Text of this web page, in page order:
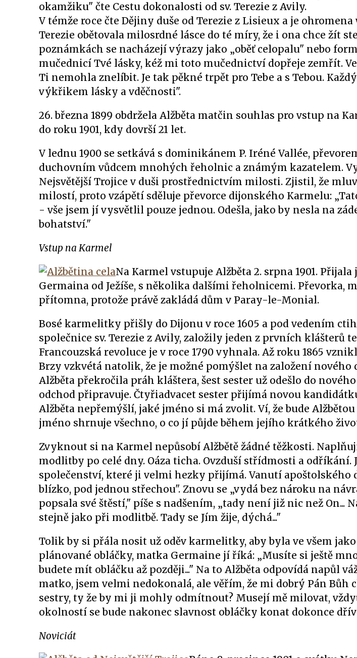
okamžiku" čte Cestu dokonalosti od sv. Terezie z Avily.
V témže roce čte Dějiny duše od Terezie z Lisieux a je
Terezie obětovala milosrdné lásce do té míry, že i ona chce žít
poznámkách se nacházejí výrazy jako „oběť celopalu" nebo
mučednicí Tvé lásky, kéž mi toto mučednictví dopřeje zemřít.
Ti nemohla znelíbit. Je tak pěkné trpět pro Tebe a s Tebou.
výkřikem lásky a vděčnosti".
26. března 1899 obdržela Alžběta matčin souhlas pro vstup na
do roku 1901, kdy dovrší 21 let.
V lednu 1900 se setkává s dominikánem P. Iréné Vallée,
duchovním vůdcem mnohých řeholnic a známým kazatelem.
Nejsvětější Trojice v duši prostřednictvím milosti. Zjistil, že
milostí, proto vzápětí sděluje převorce dijonského Karmelu:
- vše jsem jí vysvětlil pouze jednou. Odešla, jako by nesla na
bohatství."
Vstup na Karmel
Na Karmel vstupuje Alžběta 2. srpna 1901.
Germaina od Ježíše, s několika dalšími řeholnicemi. Převorka,
přítomna, protože právě zakládá dům v Paray-le-Monial.
Bosé karmelitky přišly do Dijonu v roce 1605 a pod vedením
společnice sv. Terezie z Avily, založily jeden z prvních klášterů
Francouzská revoluce je v roce 1790 vyhnala. Až roku 1865
Brzy vzkvétá natolik, že je možné pomýšlet na založení
Alžběta překročila práh kláštera, šest sester už odešlo do
odchod připravuje. Čtyřiadvacet sester přijímá novou
Alžběta nepřemýšlí, jaké jméno si má zvolit. Ví, že bude
jméno shrnuje všechno, o co jí půjde během jejího krátkého
Zvyknout si na Karmel nepůsobí Alžbětě žádné těžkosti.
modlitby po celé dny. Oáza ticha. Ovzduší střídmosti a odříkání.
společenství, které ji velmi hezky přijímá. Vanutí apoštolského
blízko, pod jednou střechou". Znovu se „vydá bez nároku na
popsala své štěstí," píše s nadšením, „tady není již nic než On...
stejně jako při modlitbě. Tady se Jím žije, dýchá..."
Tolik by si přála nosit už oděv karmelitky, aby byla ve všem
plánované obláčky, matka Germaine jí říká: „Musíte si ještě
budete mít obláčku až později..." Na to Alžběta odpovídá napůl
matko, jsem velmi nedokonalá, ale věřím, že mi dobrý Pán Bůh
sestry, ty že by mi ji mohly odmítnout? Musejí mě milovat,
okolností se bude nakonec slavnost obláčky konat dokonce
Noviciát